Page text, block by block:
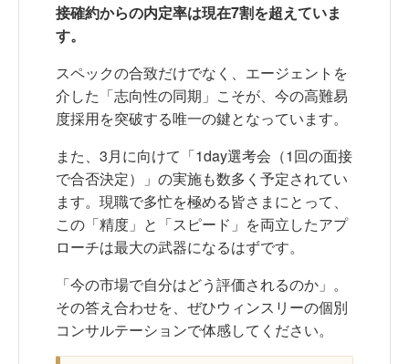
接確約からの内定率は現在7割を超えていま
す。
スペックの合致だけでなく、エージェントを
介した「志向性の同期」こそが、今の高難易
度採用を突破する唯一の鍵となっています。
また、3月に向けて「1day選考会（1回の面接
で合否決定）」の実施も数多く予定されてい
ます。現職で多忙を極める皆さまにとって、
この「精度」と「スピード」を両立したアプ
ローチは最大の武器になるはずです。
「今の市場で自分はどう評価されるのか」。
その答え合わせを、ぜひウィンスリーの個別
コンサルテーションで体感してください。